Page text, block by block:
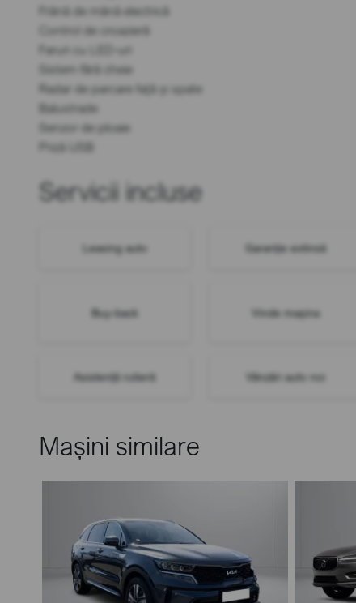
Frână de mână electrică
Control de croazieră
Faruri cu LED-uri
Sistem fără cheie
Radar de parcare față și spate
Balustrade
Senzor de ploaie
Priză USB
Servicii incluse
Leasing auto Garanție extinsă
Buy-back Vinde mașina
Asistență rutieră Vânzări auto noi
Mașini similare